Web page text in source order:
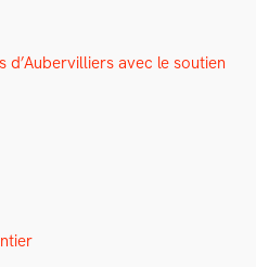
d’Aubervilliers avec le sou­tien